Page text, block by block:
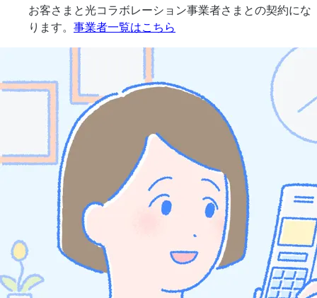
お客さまと光コラボレーション事業者さまとの契約にな
ります。 事業者一覧はこちら